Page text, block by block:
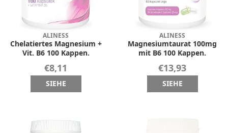
ALINESS
Chelatiertes Magnesium +
Vit. B6 100 Kappen.
€8,11
SIEHE
ALINESS
Magnesiumtaurat 100mg
mit B6 100 Kappen.
€13,93
SIEHE